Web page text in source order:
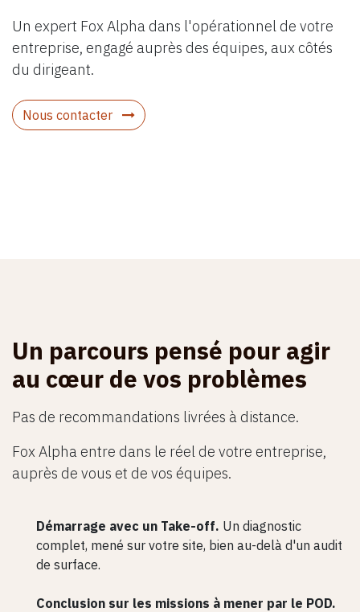
Un expert Fox Alpha dans l'opérationnel de votre
entreprise, engagé auprès des équipes, aux côtés
du dirigeant.
Nous contacter
Un parcours pensé pour agir
au cœur de vos problèmes
Pas de recommandations livrées à distance.
Fox Alpha entre dans le réel de votre entreprise,
auprès de vous et de vos équipes.
Démarrage avec un Take-off. Un diagnostic
complet, mené sur votre site, bien au-delà d'un audit
de surface.
Conclusion sur les missions à mener par le POD.